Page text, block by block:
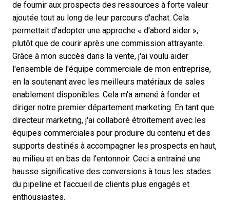
de fournir aux prospects des ressources à forte valeur
ajoutée tout au long de leur parcours d'achat. Cela
permettait d'adopter une approche « d'abord aider »,
plutôt que de courir après une commission attrayante.
Grâce à mon succès dans la vente, j'ai voulu aider
l'ensemble de l'équipe commerciale de mon entreprise,
en la soutenant avec les meilleurs matériaux de sales
enablement disponibles. Cela m'a amené à fonder et
diriger notre premier département marketing. En tant que
directeur marketing, j'ai collaboré étroitement avec les
équipes commerciales pour produire du contenu et des
supports destinés à accompagner les prospects en haut,
au milieu et en bas de l'entonnoir. Ceci a entraîné une
hausse significative des conversions à tous les stades
du pipeline et l'accueil de clients plus engagés et
enthousiastes.